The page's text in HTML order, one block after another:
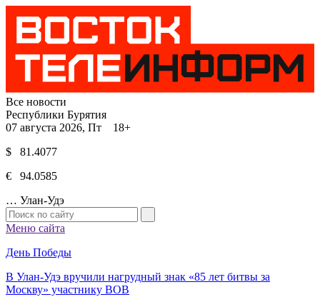
Все новости
Республики Бурятия
07 августа 2026, Пт 18+
$ 81.4077
€ 94.0585
… Улан-Удэ
Меню сайта
День Победы
В Улан-Удэ вручили нагрудный знак «85 лет битвы за
Москву» участнику ВОВ